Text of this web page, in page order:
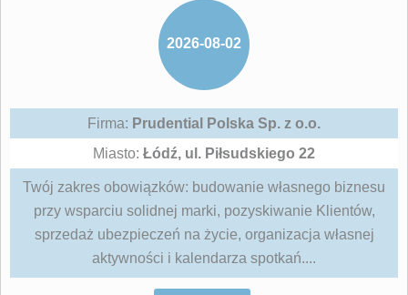
2026-08-02
Firma: Prudential Polska Sp. z o.o.
Miasto: Łódź, ul. Piłsudskiego 22
Twój zakres obowiązków: budowanie własnego biznesu
przy wsparciu solidnej marki, pozyskiwanie Klientów,
sprzedaż ubezpieczeń na życie, organizacja własnej
aktywności i kalendarza spotkań....